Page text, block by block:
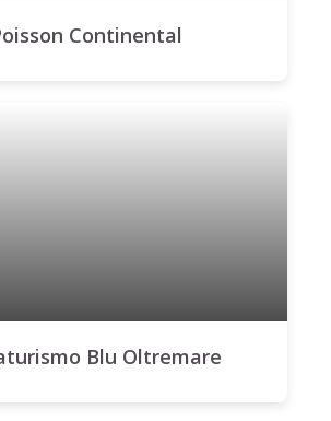
Continental
Blu Oltremare